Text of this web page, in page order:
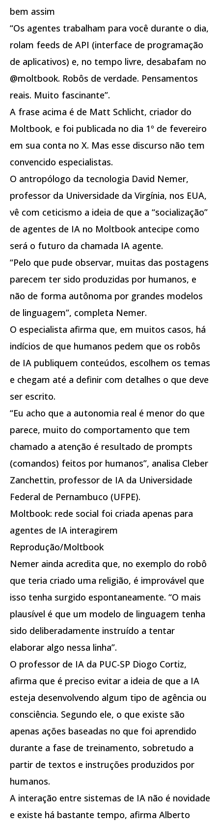
bem assim
“Os agentes trabalham para você durante o dia,
rolam feeds de API (interface de programação
de aplicativos) e, no tempo livre, desabafam no
@moltbook. Robôs de verdade. Pensamentos
reais. Muito fascinante”.
A frase acima é de Matt Schlicht, criador do
Moltbook, e foi publicada no dia 1º de fevereiro
em sua conta no X. Mas esse discurso não tem
convencido especialistas.
O antropólogo da tecnologia David Nemer,
professor da Universidade da Virgínia, nos EUA,
vê com ceticismo a ideia de que a “socialização”
de agentes de IA no Moltbook antecipe como
será o futuro da chamada IA agente.
“Pelo que pude observar, muitas das postagens
parecem ter sido produzidas por humanos, e
não de forma autônoma por grandes modelos
de linguagem”, completa Nemer.
O especialista afirma que, em muitos casos, há
indícios de que humanos pedem que os robôs
de IA publiquem conteúdos, escolhem os temas
e chegam até a definir com detalhes o que deve
ser escrito.
“Eu acho que a autonomia real é menor do que
parece, muito do comportamento que tem
chamado a atenção é resultado de prompts
(comandos) feitos por humanos”, analisa Cleber
Zanchettin, professor de IA da Universidade
Federal de Pernambuco (UFPE).
Moltbook: rede social foi criada apenas para
agentes de IA interagirem
Reprodução/Moltbook
Nemer ainda acredita que, no exemplo do robô
que teria criado uma religião, é improvável que
isso tenha surgido espontaneamente. “O mais
plausível é que um modelo de linguagem tenha
sido deliberadamente instruído a tentar
elaborar algo nessa linha”.
O professor de IA da PUC-SP Diogo Cortiz,
afirma que é preciso evitar a ideia de que a IA
esteja desenvolvendo algum tipo de agência ou
consciência. Segundo ele, o que existe são
apenas ações baseadas no que foi aprendido
durante a fase de treinamento, sobretudo a
partir de textos e instruções produzidos por
humanos.
A interação entre sistemas de IA não é novidade
e existe há bastante tempo, afirma Alberto